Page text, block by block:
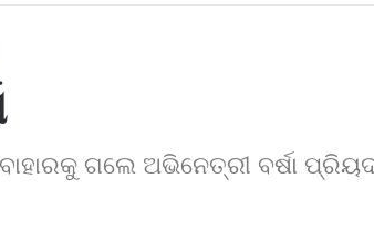
ଗଲେ ଅଭିନେତ୍ରୀ ବର୍ଷା